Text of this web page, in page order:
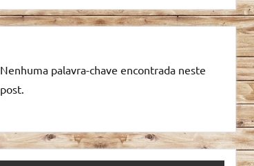
Nenhuma palavra-chave encontrada neste
post.